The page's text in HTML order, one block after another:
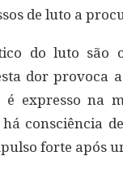
de luto a
do luto são
dor
é expresso na
consciência
forte após